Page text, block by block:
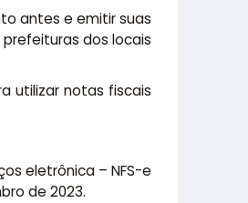
antes e emitir suas
dos locais
utilizar notas fiscais
eletrônica – NFS-e
de 2023.